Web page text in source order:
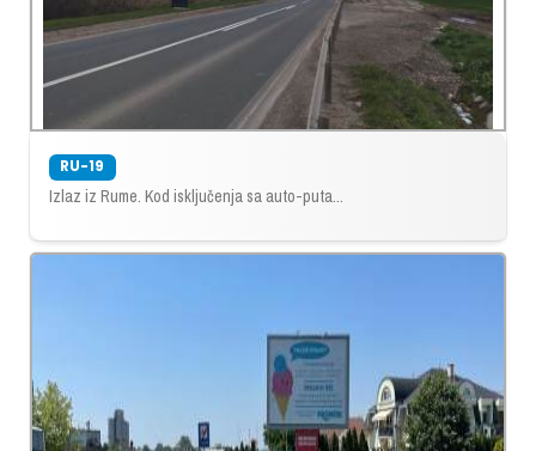
RU-19
Izlaz iz Rume. Kod isključenja sa auto-puta...